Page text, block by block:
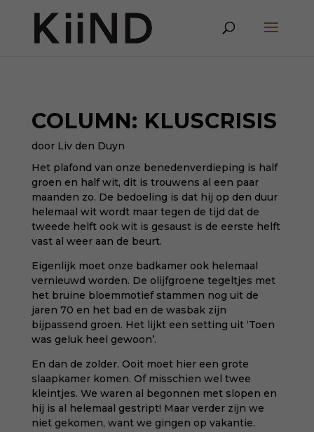
COLUMN: KLUSCRISIS
door Liv den Duyn
Het plafond van onze benedenverdieping is half
groen en half wit, dit is trouwens al een paar
maanden zo. De bedoeling is dat hij op den duur
helemaal wit wordt maar tegen de tijd dat de
tweede helft ook wit is gesaust is de eerste helft
vast al weer aan de beurt.
Eigenlijk moet onze badkamer ook helemaal
vernieuwd worden. De olijfgroene tegeltjes met
het bruine bloemmotief stammen nog uit de
jaren 70 en het bad en de wasbak zijn
bijpassend groen. Het lijkt een setting uit ‘Toen
was geluk heel gewoon’.
En dan de zolder. Ooit moet hier een grote
slaapkamer komen. Of misschien wel twee
kleintjes. We waren al begonnen met slopen en
hij is al helemaal gestript! Maar verder zijn we
niet gekomen, want we gingen op vakantie.